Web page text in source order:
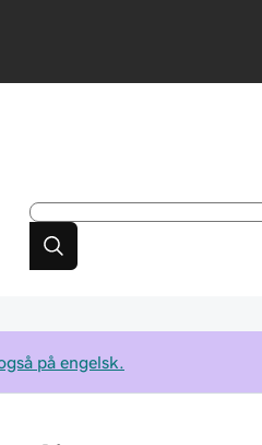
på engelsk.